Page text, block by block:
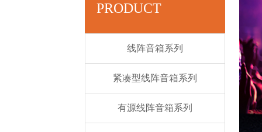
PRODUCT
线阵音箱系列
紧凑型线阵音箱系列
有源线阵音箱系列